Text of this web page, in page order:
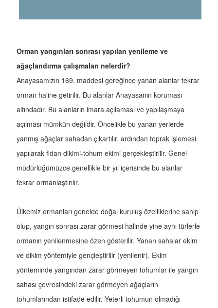
Orman yangınları sonrası yapılan yenileme ve
ağaçlandırma çalışmaları nelerdir?
Anayasamızın 169. maddesi gereğince yanan alanlar tekrar
orman haline getirilir. Bu alanlar Anayasanın koruması
altındadır. Bu alanların imara açılaması ve yapılaşmaya
açılması mümkün değildir. Öncelikle bu yanan yerlerde
yanmış ağaçlar sahadan çıkartılır, ardından toprak işlemesi
yapılarak fidan dikimi-tohum ekimi gerçekleştirilir. Genel
müdürlüğümüzce genellikle bir yıl içerisinde bu alanlar
tekrar ormanlaştırılır.
Ülkemiz ormanları genelde doğal kuruluş özelliklerine sahip
olup, yangın sonrası zarar görmesi halinde yine aynı türlerle
ormanın yenilenmesine özen gösterilir. Yanan sahalar ekim
ve dikim yöntemiyle gençleştirilir (yenilenir). Ekim
yönteminde yangından zarar görmeyen tohumlar ile yangın
sahası çevresindeki zarar görmeyen ağaçların
tohumlarından istifade edilir. Yeterli tohumun olmadığı